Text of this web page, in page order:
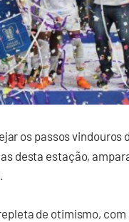
os passos vindouros
desta estação,
de otimismo,